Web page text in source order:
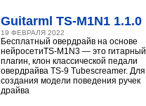
Guitarml TS-M1N1 1.1.0
19 ФЕВРАЛЯ 2022
Бесплатный овердрайв на основе
нейросетиTS-M1N3 — это гитарный
плагин, клон классической педали
овердрайва TS-9 Tubescreamer. Для
создания модели поведения ручек
драйва